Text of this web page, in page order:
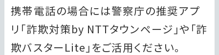
携帯電話の場合には警察庁の推奨アプ
リ「詐欺対策by NTTタウンページ」や「詐
欺バスターLite」をご活用ください。